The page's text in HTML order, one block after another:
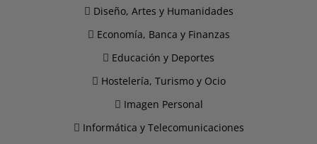
Diseño, Artes y Humanidades
Economía, Banca y Finanzas
Educación y Deportes
Hostelería, Turismo y Ocio
Imagen Personal
Informática y Telecomunicaciones